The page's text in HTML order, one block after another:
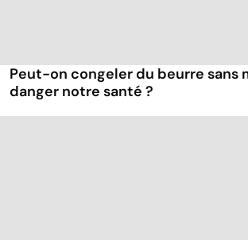
Peut-on congeler du beurre sans
danger notre santé ?